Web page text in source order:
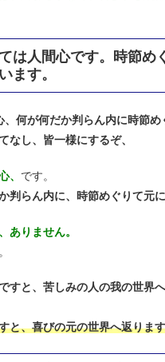
は人間心です。時節め
ます。
、何が何だか判らん内に時節め
なし、皆一様にするぞ、
、 です。
判らん内に、時節めぐりて元に
ありません。
すと、苦しみの人の我の世界
と、喜びの元の世界へ返りま